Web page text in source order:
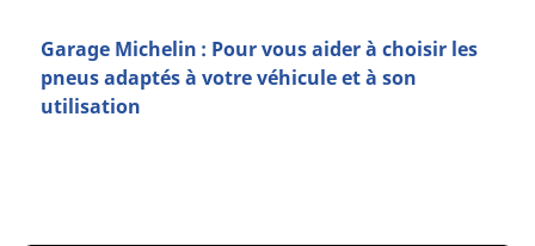
Garage Michelin : Pour vous aider à choisir les
pneus adaptés à votre véhicule et à son
utilisation